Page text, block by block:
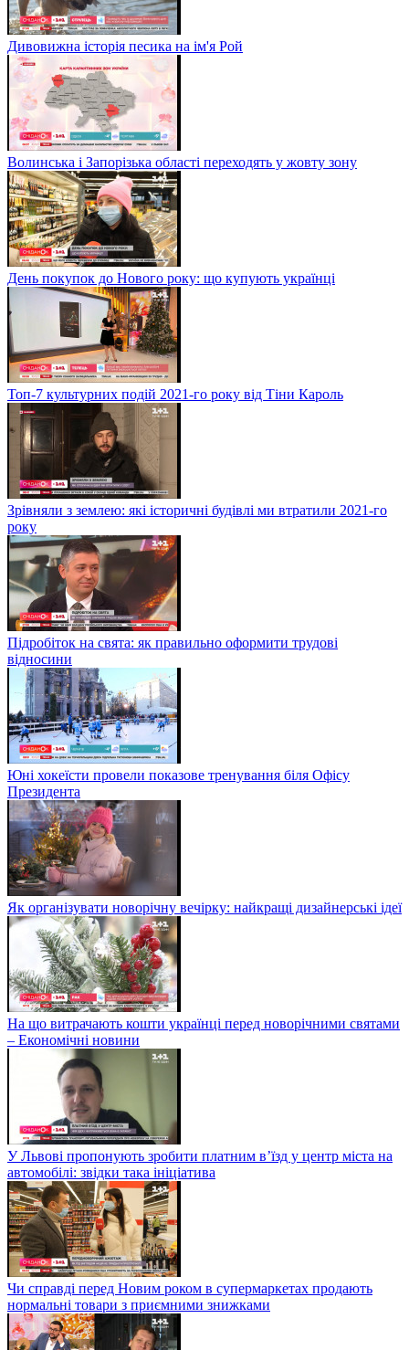
Дивовижна історія песика на ім'я Рой
Волинська і Запорізька області переходять у жовту зону
День покупок до Нового року: що купують українці
Топ-7 культурних подій 2021-го року від Тіни Кароль
Зрівняли з землею: які історичні будівлі ми втратили 2021-го
року
Підробіток на свята: як правильно оформити трудові
відносини
Юні хокеїсти провели показове тренування біля Офісу
Президента
Як організувати новорічну вечірку: найкращі дизайнерські ідеї
На що витрачають кошти українці перед новорічними святами
– Економічні новини
У Львові пропонують зробити платним в’їзд у центр міста на
автомобілі: звідки така ініціатива
Чи справді перед Новим роком в супермаркетах продають
нормальні товари з приємними знижками